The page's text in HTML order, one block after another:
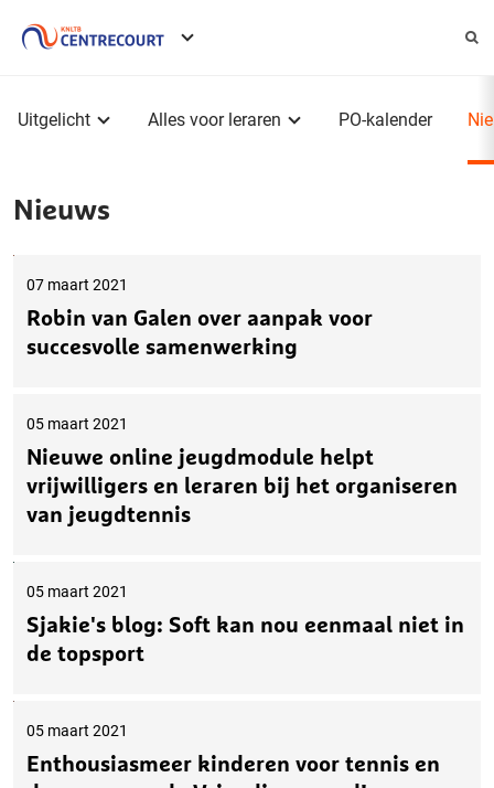
Uitgelicht Alles voor leraren PO-kalender
Nieuws
07 maart 2021
Robin van Galen over aanpak voor
succesvolle samenwerking
05 maart 2021
Nieuwe online jeugdmodule helpt
vrijwilligers en leraren bij het organiseren
van jeugdtennis
05 maart 2021
Sjakie's blog: Soft kan nou eenmaal niet in
de topsport
05 maart 2021
Enthousiasmeer kinderen voor tennis en